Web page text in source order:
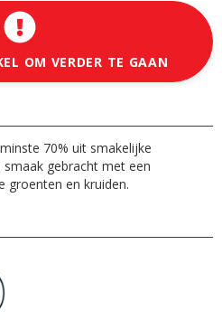
OM VERDER TE GAAN
70% uit smakelijke
gebracht met een
groenten en kruiden.